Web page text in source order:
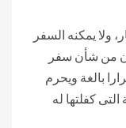
ولا يمكنه السفر
من شأن سفر
بالغة ويحرم
كفلتها له